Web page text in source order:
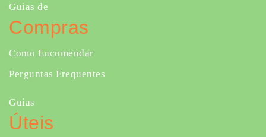
Guias de
Compras
Como Encomendar
Perguntas Frequentes
Guias
Úteis